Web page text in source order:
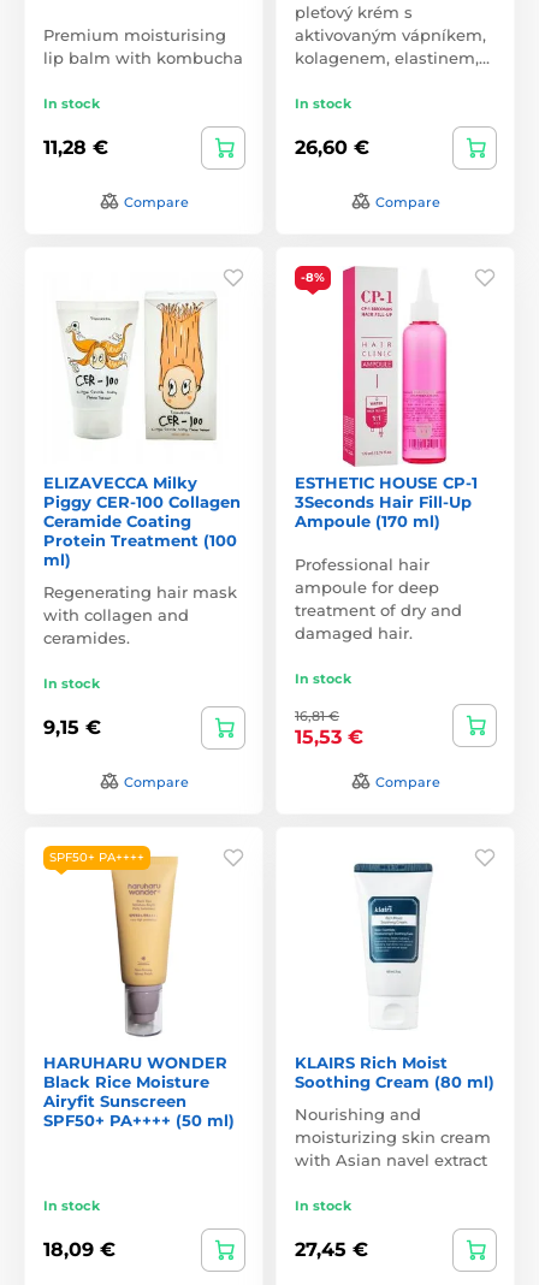
Premium moisturising
lip balm with kombucha
In stock
11,28 €
Compare
pleťový krém s
aktivovaným vápníkem,
kolagenem, elastinem,…
In stock
26,60 €
Compare
ELIZAVECCA Milky
Piggy CER-100 Collagen
Ceramide Coating
Protein Treatment (100
ml)
Regenerating hair mask
with collagen and
ceramides.
In stock
9,15 €
Compare
-8%
ESTHETIC HOUSE CP-1
3Seconds Hair Fill-Up
Ampoule (170 ml)
Professional hair
ampoule for deep
treatment of dry and
damaged hair.
In stock
16,81 €
15,53 €
Compare
SPF50+ PA++++
HARUHARU WONDER
Black Rice Moisture
Airyfit Sunscreen
SPF50+ PA++++ (50 ml)
In stock
18,09 €
KLAIRS Rich Moist
Soothing Cream (80 ml)
Nourishing and
moisturizing skin cream
with Asian navel extract
In stock
27,45 €